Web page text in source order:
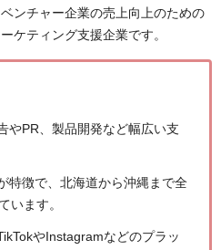
ンチャー企業の売上向上のための
ケティング支援企業です。
やPR、製品開発など幅広い支
特徴で、北海道から沖縄まで全
います。
やInstagramなどのプラッ